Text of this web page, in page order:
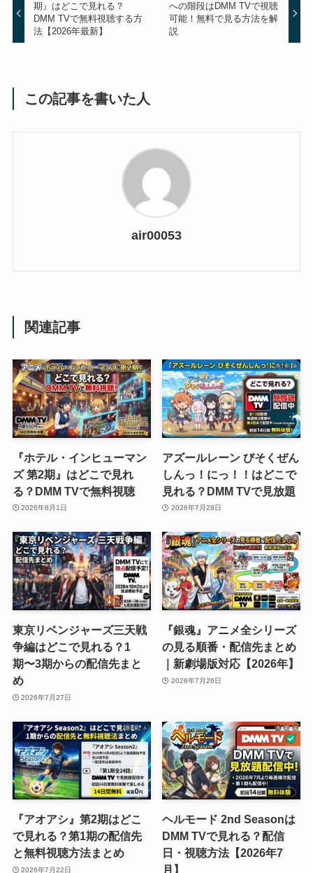
期』はどこで見れる？
DMM TVで無料視聴する方
法【2026年最新】
への階段はDMM TVで視聴
可能！無料で見る方法を解
説
この記事を書いた人
air00053
関連記事
『ホテル・インヒューマン
ズ 第2期』はどこで見れ
る？DMM TVで無料視聴
2026年8月1日
アズールレーン びそくぜん
しんっ！にっ！！はどこで
見れる？DMM TVで見放題
2026年7月28日
東京リベンジャーズ三天戦
争編はどこで見れる？1
期〜3期からの配信先まと
め
2026年7月27日
『銀魂』アニメ全シリーズ
の見る順番・配信先まとめ
｜新劇場版対応【2026年】
2026年7月26日
『アオアシ』第2期はどこ
で見れる？第1期の配信先
と無料視聴方法まとめ
2026年7月22日
ヘルモード 2nd Seasonは
DMM TVで見れる？配信
日・視聴方法【2026年7
月】